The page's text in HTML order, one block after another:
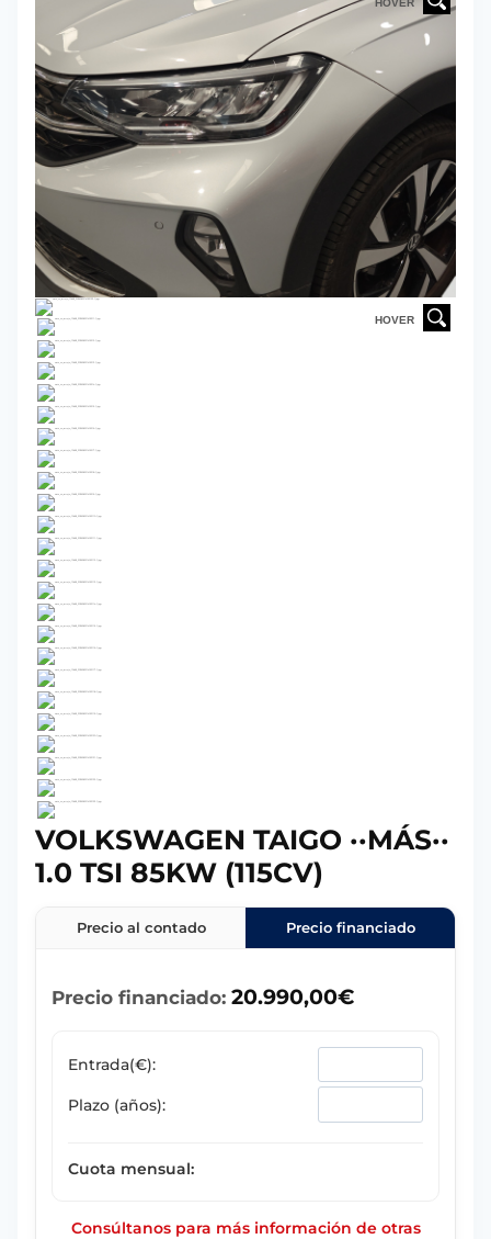
HOVER
HOVER
VOLKSWAGEN TAIGO ··MÁS··
1.0 TSI 85KW (115CV)
Precio al contado Precio financiado
Precio financiado: 20.990,00€
Entrada(€):
Plazo (años):
Cuota mensual:
Consúltanos para más información de otras